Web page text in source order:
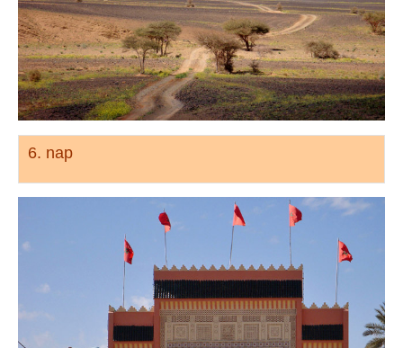
6. nap